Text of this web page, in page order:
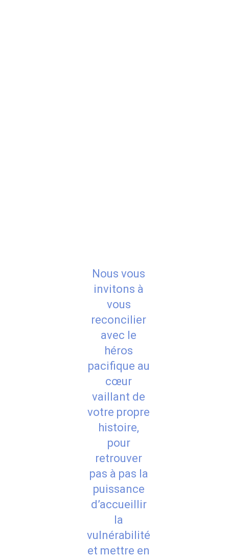
Nous vous
invitons à
vous
reconcilier
avec le
héros
pacifique au
cœur
vaillant de
votre propre
histoire,
pour
retrouver
pas à pas la
puissance
d’accueillir
la
vulnérabilité
et mettre en